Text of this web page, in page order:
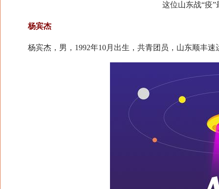
这位山东战“疫
杨宾杰
杨宾杰，男，1992年10月出生，共青团员，山东顺丰速